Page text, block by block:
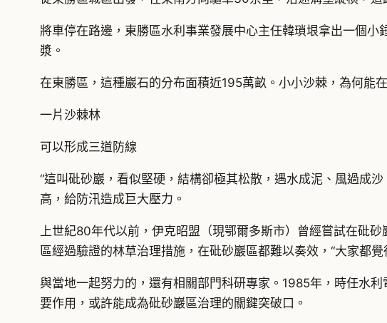
將車停在路邊，東勝區水利事業發展中心主任韓瑣垠拿出一個
漿。
在東勝區，這種巖石的分布面積近195萬畝。小小沙棘，為何能
一片沙棘林
可以形成三道防線
“這叫砒砂巖，看似堅硬，結構卻極其松散，遇水成泥、風過成
高，給防汛造成巨大壓力。
上世紀80年代以前，伊克昭盟（現鄂爾多斯市）曾經嘗試在砒
區經過驗證的林草治理措施，在砒砂巖區都難以奏效，“大家都
與當地一起努力的，還有相關部門科研專家。1985年，時任水
要作用，或許能成為砒砂巖區治理的關鍵突破口。